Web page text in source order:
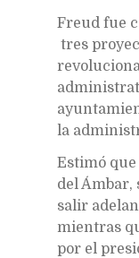
Freud fue
tres
la
Estimó
del Ámbar,
salir
mientras
por el